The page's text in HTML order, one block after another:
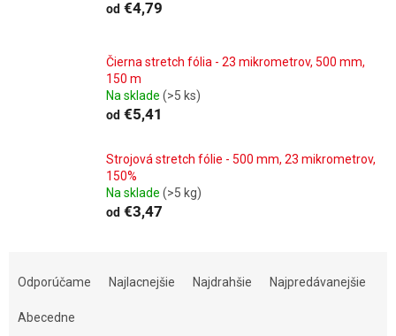
od €4,79
Čierna stretch fólia - 23 mikrometrov, 500 mm,
150 m
Na sklade (>5 ks)
od €5,41
Strojová stretch fólie - 500 mm, 23 mikrometrov,
150%
Na sklade (>5 kg)
od €3,47
Odporúčame Najlacnejšie Najdrahšie Najpredávanejšie
Abecedne